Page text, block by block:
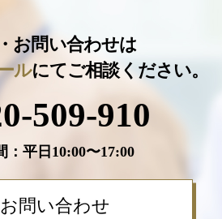
お問い合わせは
ルにてご相談ください。
509-910
：平⽇10:00〜17:00
お問い合わせ